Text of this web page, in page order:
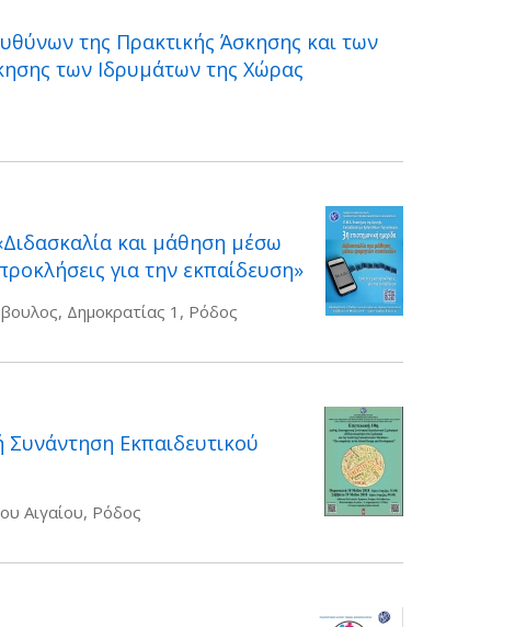
της Πρακτικής Άσκησης και των
των Ιδρυμάτων της Χώρας
και μάθηση μέσω
για την εκπαίδευση»
Δημοκρατίας 1, Ρόδος
Συνάντηση Εκπαιδευτικού
Αιγαίου, Ρόδος